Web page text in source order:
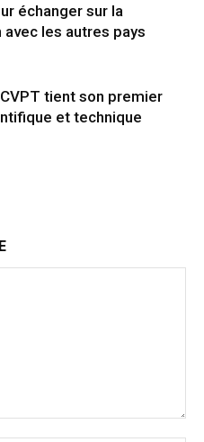
échanger sur la
les autres pays
tient son premier
et technique